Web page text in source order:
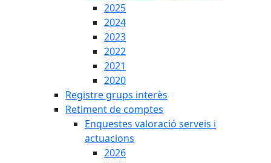
2025
2024
2023
2022
2021
2020
Registre grups interès
Retiment de comptes
Enquestes valoració serveis i
actuacions
2026